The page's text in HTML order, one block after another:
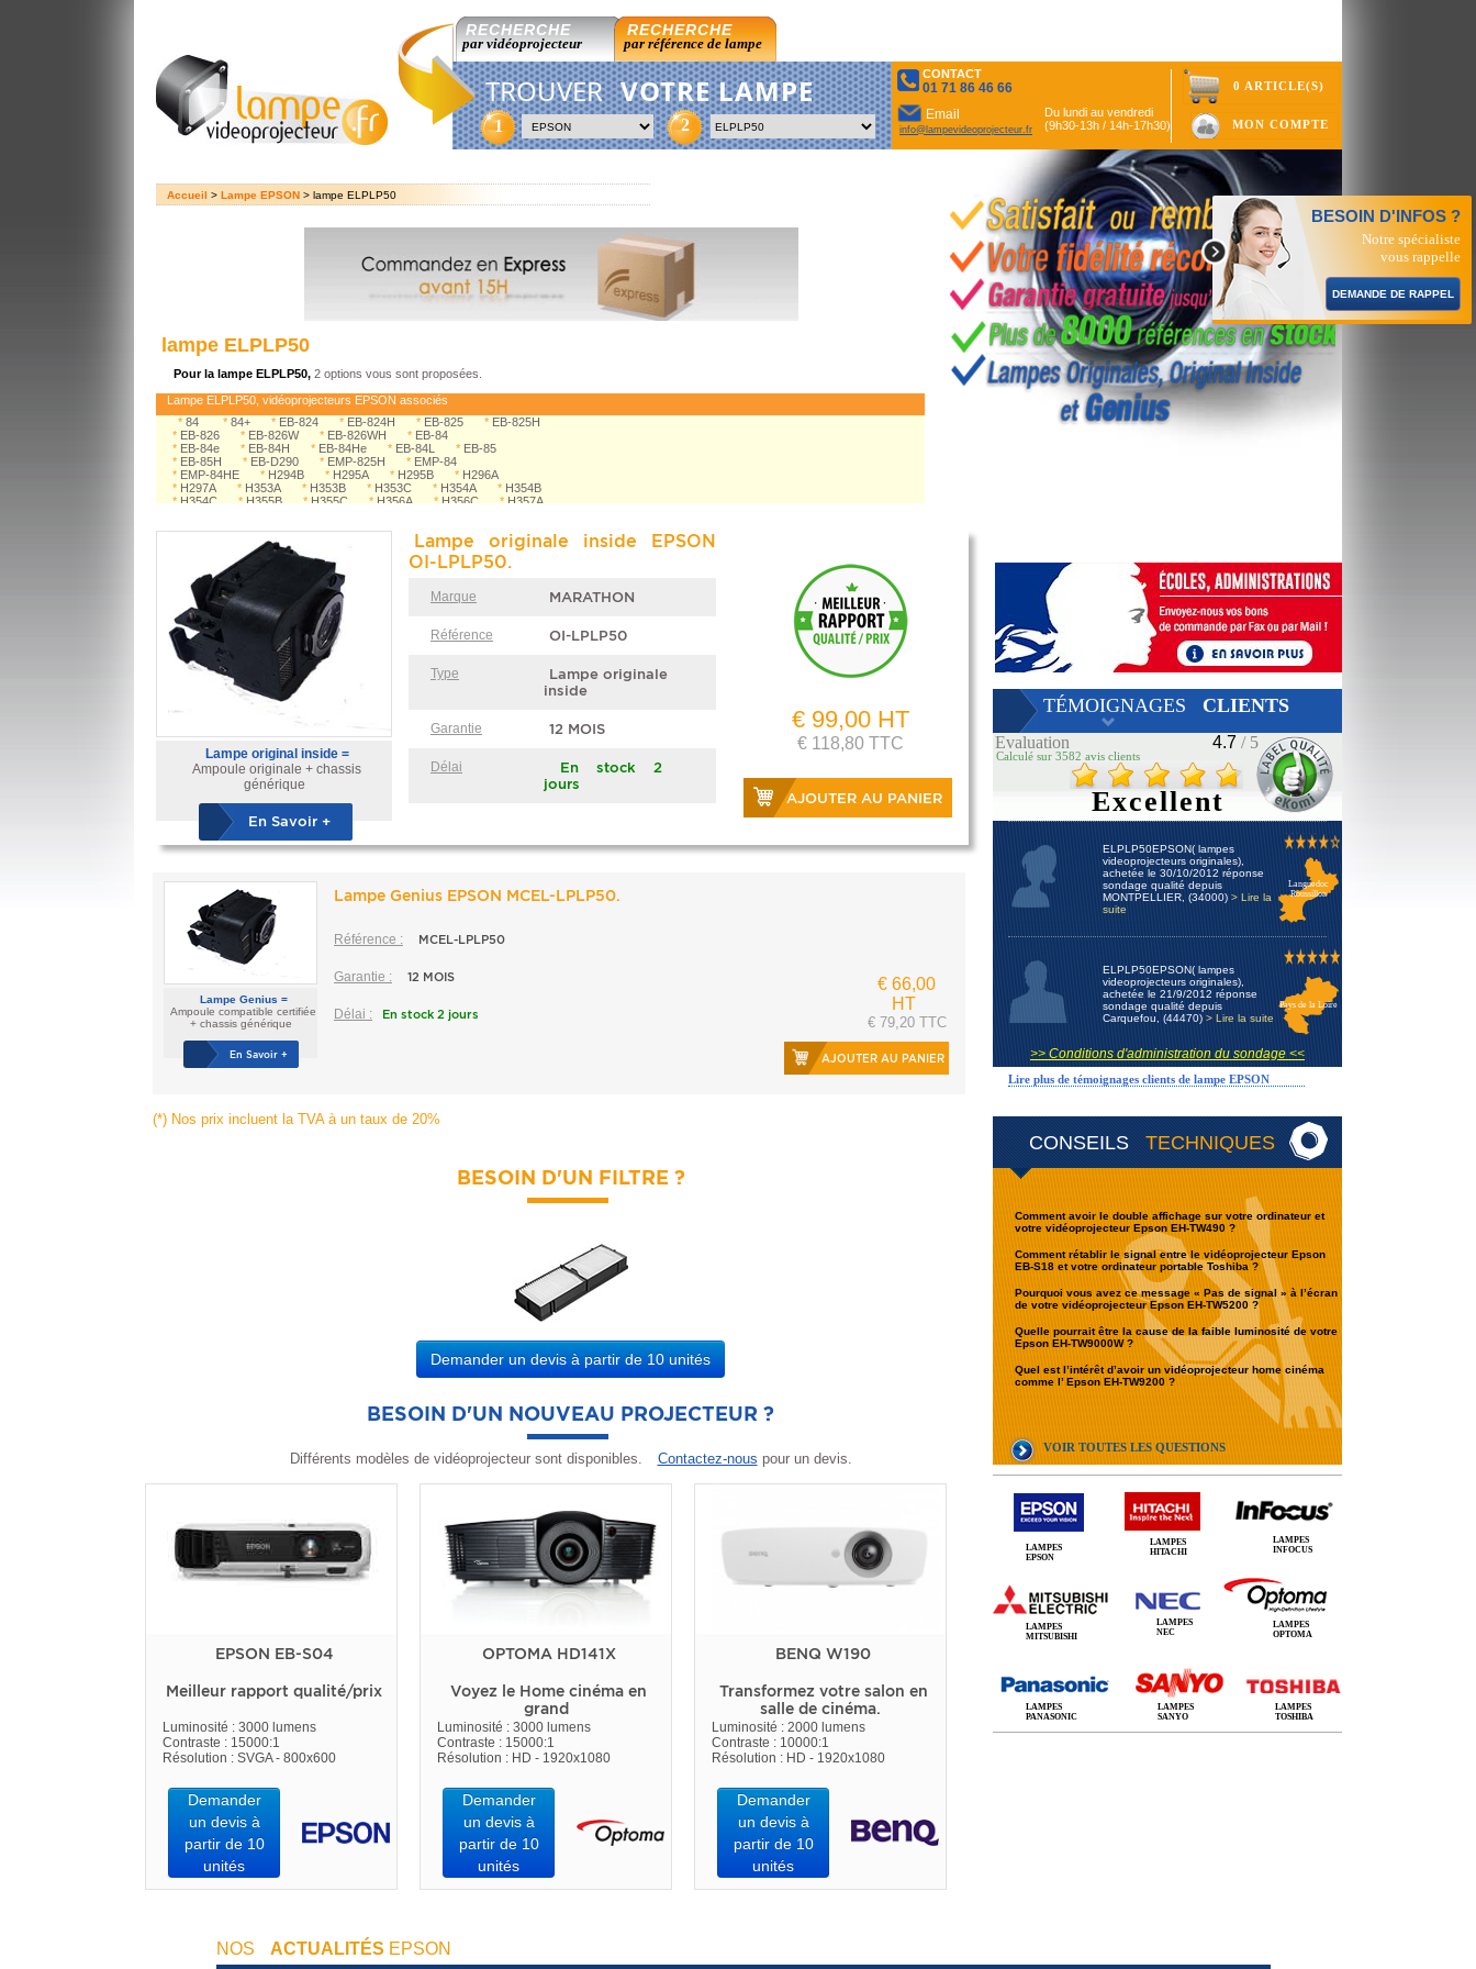
RECHERCHE
par vidéoprojecteur
RECHERCHE
par référence de lampe
TROUVER VOTRE LAMPE
1 2
CONTACT
01 71 86 46 66
Email
info@lampevideoprojecteur.fr
Du lundi au vendredi
(9h30-13h / 14h-17h30)
0 ARTICLE(S)
MON COMPTE
Accueil > Lampe EPSON > lampe ELPLP50
CONSEILS TECHNIQUES
BESOIN D'INFOS ?
Notre spécialiste
vous rappelle
DEMANDE DE RAPPEL
Comment avoir le double affichage sur votre ordinateur et
votre vidéoprojecteur Epson EH-TW490 ?
Comment rétablir le signal entre le vidéoprojecteur Epson
EB-S18 et votre ordinateur portable Toshiba ?
Pourquoi vous avez ce message « Pas de signal » à l’écran
de votre vidéoprojecteur Epson EH-TW5200 ?
Quelle pourrait être la cause de la faible luminosité de votre
Epson EH-TW9000W ?
Quel est l’intérêt d’avoir un vidéoprojecteur home cinéma
comme l’ Epson EH-TW9200 ?
VOIR TOUTES LES QUESTIONS
TÉMOIGNAGES CLIENTS
Evaluation 4.7 / 5
Calculé sur 3582 avis clients
Excellent
ELPLP50EPSON( lampes
videoprojecteurs originales),
achetée le 30/10/2012 réponse
sondage qualité depuis
MONTPELLIER, (34000) > Lire la
suite
Languedoc
Roussillon
ELPLP50EPSON( lampes
videoprojecteurs originales),
achetée le 21/9/2012 réponse
sondage qualité depuis
Carquefou, (44470) > Lire la suite
Pays de la Loire
>> Conditions d'administration du sondage <<
Lire plus de témoignages clients de lampe EPSON
LAMPES
EPSON
LAMPES
HITACHI
LAMPES
INFOCUS
LAMPES
MITSUBISHI
LAMPES
NEC
LAMPES
OPTOMA
LAMPES
PANASONIC
LAMPES
SANYO
LAMPES
TOSHIBA
lampe ELPLP50
Pour la lampe ELPLP50, 2 options vous sont proposées.
Lampe ELPLP50, vidéoprojecteurs EPSON associés
* 84 * 84+ * EB-824 * EB-824H * EB-825 * EB-825H
* EB-826 * EB-826W * EB-826WH * EB-84
* EB-84e * EB-84H * EB-84He * EB-84L * EB-85
* EB-85H * EB-D290 * EMP-825H * EMP-84
* EMP-84HE * H294B * H295A * H295B * H296A
* H297A * H353A * H353B * H353C * H354A * H354B
* H354C * H355B * H355C * H356A * H356C * H357A
* Powerlite 84+
PowerLite 85
Powerlite 85+
Lampe original inside =
Ampoule originale + chassis
générique
En Savoir +
Lampe originale inside EPSON
OI-LPLP50.
Marque MARATHON
Référence OI-LPLP50
Type
Lampe originale
inside
Garantie 12 MOIS
Délai
En stock 2
jours
€ 99,00 HT
€ 118,80 TTC
AJOUTER AU PANIER
Lampe Genius =
Ampoule compatible certifiée
+ chassis générique
En Savoir +
Lampe Genius EPSON MCEL-LPLP50.
Référence : MCEL-LPLP50
Garantie : 12 MOIS
Délai : En stock 2 jours
€ 66,00
HT
€ 79,20 TTC
AJOUTER AU PANIER
(*) Nos prix incluent la TVA à un taux de 20%
BESOIN D'UN FILTRE ?
Demander un devis à partir de 10 unités
BESOIN D'UN NOUVEAU PROJECTEUR ?
Différents modèles de vidéoprojecteur sont disponibles. Contactez-nous pour un devis.
EPSON EB-S04
Meilleur rapport qualité/prix
Luminosité : 3000 lumens
Contraste : 15000:1
Résolution : SVGA - 800x600
Demander
un devis à
partir de 10
unités
OPTOMA HD141X
Voyez le Home cinéma en
grand
Luminosité : 3000 lumens
Contraste : 15000:1
Résolution : HD - 1920x1080
Demander
un devis à
partir de 10
unités
BENQ W190
Transformez votre salon en
salle de cinéma.
Luminosité : 2000 lumens
Contraste : 10000:1
Résolution : HD - 1920x1080
Demander
un devis à
partir de 10
unités
NOS ACTUALITÉS EPSON